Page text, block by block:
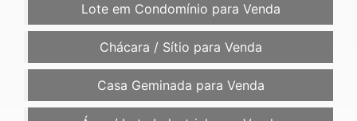
Lote em Condomínio para Venda
Chácara / Sítio para Venda
Casa Geminada para Venda